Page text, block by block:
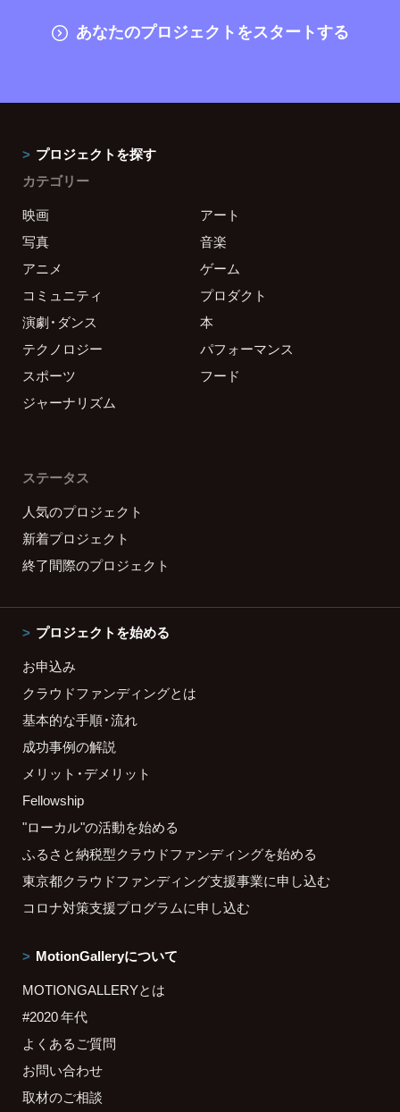
あなたのプロジェクトをスタートする
プロジェクトを探す
カテゴリー
映画
アート
写真
音楽
アニメ
ゲーム
コミュニティ
プロダクト
演劇・ダンス
本
テクノロジー
パフォーマンス
スポーツ
フード
ジャーナリズム
ステータス
人気のプロジェクト
新着プロジェクト
終了間際のプロジェクト
プロジェクトを始める
お申込み
クラウドファンディングとは
基本的な手順・流れ
成功事例の解説
メリット・デメリット
Fellowship
"ローカル"の活動を始める
ふるさと納税型クラウドファンディングを始める
東京都クラウドファンディング支援事業に申し込む
コロナ対策支援プログラムに申し込む
MotionGalleryについて
MOTIONGALLERYとは
#2020 年代
よくあるご質問
お問い合わせ
取材のご相談